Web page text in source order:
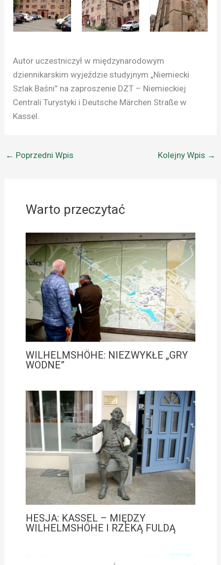
Autor uczestniczył w międzynarodowym
dziennikarskim wyjeździe studyjnym „Niemiecki
Szlak Baśni” na zaproszenie DZT – Niemieckiej
Centrali Turystyki i Deutsche Märchen Straße w
Kassel.
← Poprzedni Wpis Kolejny Wpis →
Warto przeczytać
WILHELMSHÖHE: NIEZWYKŁE „GRY
WODNE”
HESJA: KASSEL – MIĘDZY
WILHELMSHÖHE I RZEKĄ FULDĄ